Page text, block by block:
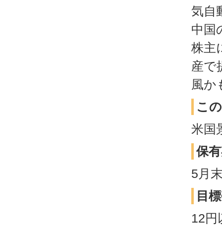
気自
中国
株主
産で
風か
こ
米国
保
5月
目
12円